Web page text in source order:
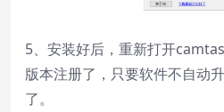
5、安装好后，重新打开
版本注册了，只要软件不自动
了。